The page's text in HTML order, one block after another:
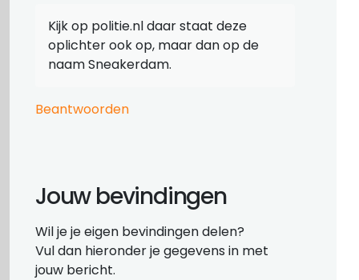
Kijk op politie.nl daar staat deze
oplichter ook op, maar dan op de
naam Sneakerdam.
Beantwoorden
Jouw bevindingen
Wil je je eigen bevindingen delen?
Vul dan hieronder je gegevens in met
jouw bericht.